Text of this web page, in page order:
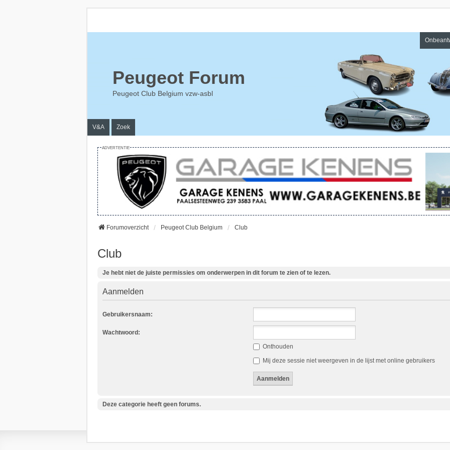
Peugeot Forum
Peugeot Club Belgium vzw-asbl
V&A Zoek
ADVERTENTIE
Forumoverzicht Peugeot Club Belgium Club
Club
Je hebt niet de juiste permissies om onderwerpen in dit forum te zien of te lezen.
Aanmelden
Gebruikersnaam:
Wachtwoord:
Onthouden
Mij deze sessie niet weergeven in de lijst met online gebruikers
Deze categorie heeft geen forums.